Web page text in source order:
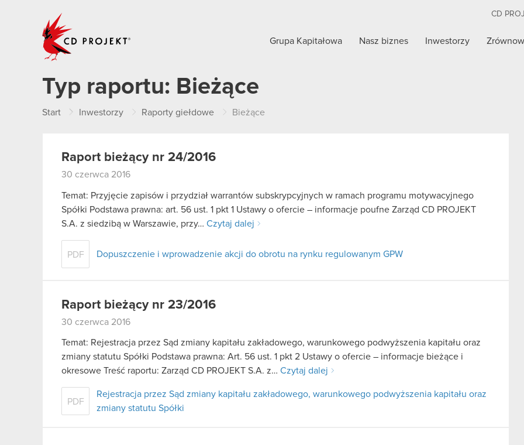
CD
Grupa Kapitałowa Nasz biznes Inwestorzy
Typ raportu: Bieżące
Start Inwestorzy Raporty giełdowe Bieżące
Raport bieżący nr 24/2016
30 czerwca 2016
Temat: Przyjęcie zapisów i przydział warrantów subskrypcyjnych w ramach programu motywacyjnego
Spółki Podstawa prawna: art. 56 ust. 1 pkt 1 Ustawy o ofercie – informacje poufne Zarząd CD PROJEKT
S.A. z siedzibą w Warszawie, przy… Czytaj dalej
PDF Dopuszczenie i wprowadzenie akcji do obrotu na rynku regulowanym GPW
Raport bieżący nr 23/2016
30 czerwca 2016
Temat: Rejestracja przez Sąd zmiany kapitału zakładowego, warunkowego podwyższenia kapitału oraz
zmiany statutu Spółki Podstawa prawna: Art. 56 ust. 1 pkt 2 Ustawy o ofercie – informacje bieżące i
okresowe Treść raportu: Zarząd CD PROJEKT S.A. z… Czytaj dalej
PDF
Rejestracja przez Sąd zmiany kapitału zakładowego, warunkowego podwyższenia kapitału oraz
zmiany statutu Spółki